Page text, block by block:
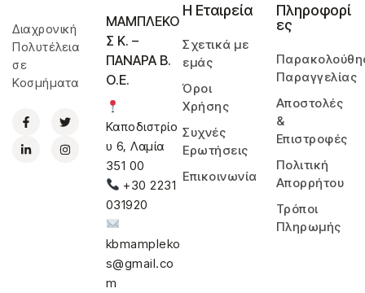
Διαχρονική
Πολυτέλεια
σε
Κοσμήματα
Η Εταιρεία
Σχετικά με
εμάς
Όροι
Χρήσης
Συχνές
Ερωτήσεις
Επικοινωνία
Πληροφορί
ες
Παραγγελίας
Αποστολές
&
Επιστροφές
Πολιτική
Απορρήτου
Τρόποι
Πληρωμής
ΜΑΜΠΛΕΚΟ
Σ Κ. –
ΠΑΝΑΡΑ Β.
Ο.Ε.
Καποδιστρίο
υ 6, Λαμία
351 00
+30 2231
031920
kbmampleko
s@gmail.co
m